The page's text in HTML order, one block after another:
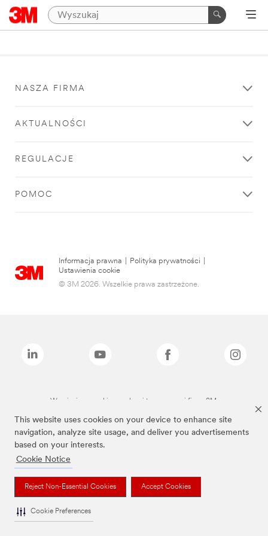
This website uses cookies on your device to enhance site
navigation, analyze site usage, and deliver you advertisements
based on your interests.
Cookie Notice
Reject Non-Essential Cookies Accept Cookies
Cookie Preferences
NASZA FIRMA
AKTUALNOŚCI
REGULACJE
POMOC
Informacja prawna Polityka prywatności
Ustawienia cookie
© 3M 2026. Wszelkie prawa zastrzeżone.
Wymienione marki są znakami towarowymi firmy 3M.